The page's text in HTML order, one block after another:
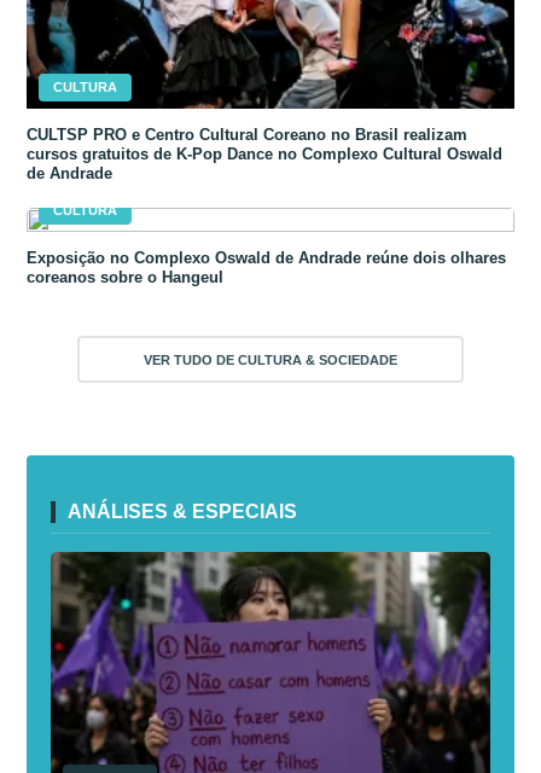
CULTURA
CULTSP PRO e Centro Cultural Coreano no Brasil realizam
cursos gratuitos de K-Pop Dance no Complexo Cultural Oswald
de Andrade
CULTURA
Exposição no Complexo Oswald de Andrade reúne dois olhares
coreanos sobre o Hangeul
VER TUDO DE CULTURA & SOCIEDADE
ANÁLISES & ESPECIAIS